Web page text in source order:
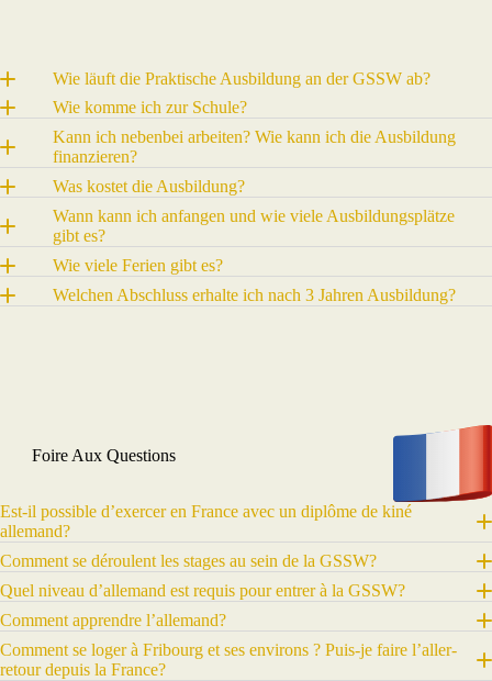
Wie läuft die Praktische Ausbildung an der GSSW ab?
Wie komme ich zur Schule?
Kann ich nebenbei arbeiten? Wie kann ich die Ausbildung
finanzieren?
Was kostet die Ausbildung?
Wann kann ich anfangen und wie viele Ausbildungsplätze
gibt es?
Wie viele Ferien gibt es?
Welchen Abschluss erhalte ich nach 3 Jahren Ausbildung?
Foire Aux Questions
Est-il possible d’exercer en France avec un diplôme de kiné
allemand?
Comment se déroulent les stages au sein de la GSSW?
Quel niveau d’allemand est requis pour entrer à la GSSW?
Comment apprendre l’allemand?
Comment se loger à Fribourg et ses environs ? Puis-je faire l’aller-
retour depuis la France?